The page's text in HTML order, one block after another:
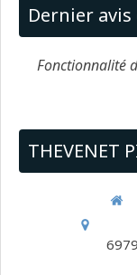
Dernier
Fonctionnalité
THEVENET